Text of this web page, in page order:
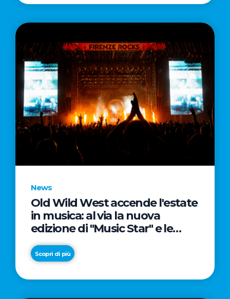
News
Old Wild West accende l'estate
in musica: al via la nuova
edizione di "Music Star" e le
prestigiose partnership con
Radio Italia e Live Nation
Scopri di più